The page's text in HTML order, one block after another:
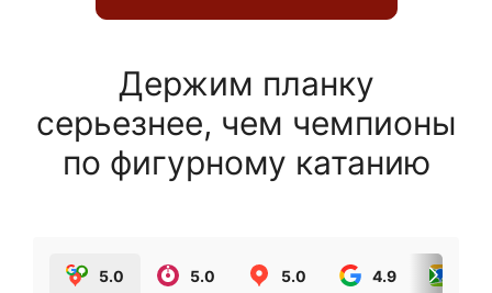
Держим планку
серьезнее, чем чемпионы
по фигурному катанию
5.0 5.0 5.0 4.9